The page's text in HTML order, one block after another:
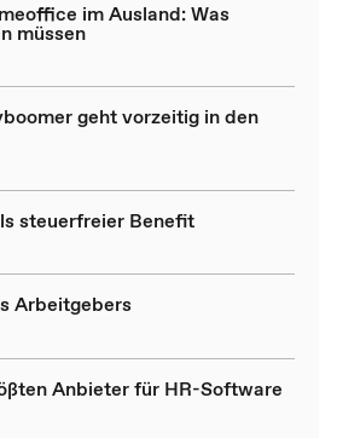
im Ausland: Was
müssen
geht vorzeitig in den
steuerfreier Benefit
Arbeitgebers
Anbieter für HR-Software